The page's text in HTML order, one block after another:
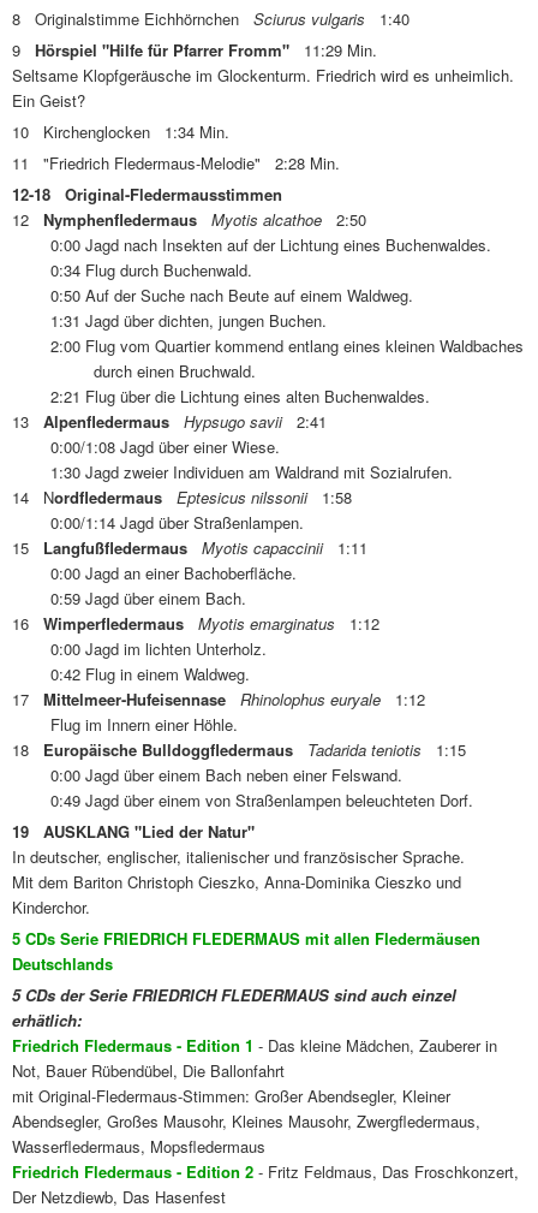
8 Originalstimme Eichhörnchen Sciurus vulgaris 1:40
9 Hörspiel "Hilfe für Pfarrer Fromm"
11:29 Min.
Seltsame Klopfgeräusche im Glockenturm. Friedrich wird es unheimlich.
Ein Geist?
10 Kirchenglocken 1:34 Min.
11 "Friedrich Fledermaus-Melodie" 2:28 Min.
12-18 Original-Fledermausstimmen
12 Nymphenfledermaus Myotis alcathoe 2:50
0:00 Jagd nach Insekten auf der Lichtung eines Buchenwaldes.
0:34 Flug durch Buchenwald.
0:50 Auf der Suche nach Beute auf einem Waldweg.
1:31 Jagd über dichten, jungen Buchen.
2:00 Flug vom Quartier kommend entlang eines kleinen Waldbaches
durch einen Bruchwald.
2:21 Flug über die Lichtung eines alten Buchenwaldes.
13 Alpenfledermaus Hypsugo savii2:41
0:00/1:08 Jagd über einer Wiese.
1:30 Jagd zweier Individuen am Waldrand mit Sozialrufen.
14 Nordfledermaus Eptesicus nilssonii
1:58
0:00/1:14 Jagd über Straßenlampen.
15 Langfußfledermaus Myotis capaccinii
1:11
0:00 Jagd an einer Bachoberfläche.
0:59 Jagd über einem Bach.
16 Wimperfledermaus Myotis emarginatus 1:12
0:00 Jagd im lichten Unterholz.
0:42 Flug in einem Waldweg.
17 Mittelmeer-Hufeisennase Rhinolophus euryale
1:12
Flug im Innern einer Höhle.
18 Europäische Bulldoggfledermaus Tadarida teniotis 1:15
0:00 Jagd über einem Bach neben einer Felswand.
0:49 Jagd über einem von Straßenlampen beleuchteten Dorf.
19 AUSKLANG "Lied der Natur"
In deutscher, englischer, italienischer und französischer Sprache.
Mit dem Bariton Christoph Cieszko, Anna-Dominika Cieszko und
Kinderchor.
5 CDs Serie FRIEDRICH FLEDERMAUS mit allen Fledermäusen
Deutschlands
5 CDs der Serie FRIEDRICH FLEDERMAUS sind auch einzel
erhätlich:
Friedrich Fledermaus - Edition 1 - Das kleine Mädchen, Zauberer in
Not, Bauer Rübendübel, Die Ballonfahrt
mit Original-Fledermaus-Stimmen: Großer Abendsegler, Kleiner
Abendsegler, Großes Mausohr, Kleines Mausohr, Zwergfledermaus,
Wasserfledermaus, Mopsfledermaus
Friedrich Fledermaus - Edition 2 - Fritz Feldmaus, Das Froschkonzert,
Der Netzdiewb, Das Hasenfest